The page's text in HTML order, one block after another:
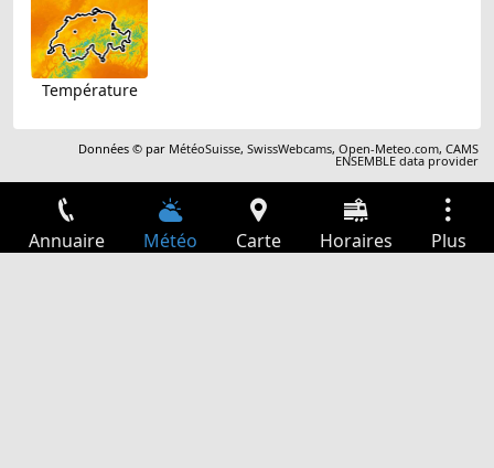
Température
Données © par MétéoSuisse,SwissWebcams,Open-Meteo.com,CAMS
ENSEMBLE data provider
Annuaire Météo Carte Horaires Plus